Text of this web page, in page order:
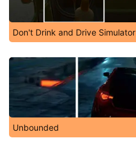
Don't Drink and Drive Simulator
Unbounded